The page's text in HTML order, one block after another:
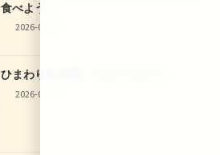
食べよう♪
2026-07-27
ひまわり組 食育「七夕うどん
2026-07-10